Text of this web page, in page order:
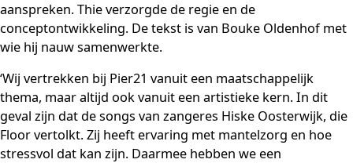
aanspreken. Thie verzorgde de regie en de
conceptontwikkeling. De tekst is van Bouke Oldenhof met
wie hij nauw samenwerkte.
‘Wij vertrekken bij Pier21 vanuit een maatschappelijk
thema, maar altijd ook vanuit een artistieke kern. In dit
geval zijn dat de songs van zangeres Hiske Oosterwijk, die
Floor vertolkt. Zij heeft ervaring met mantelzorg en hoe
stressvol dat kan zijn. Daarmee hebben we een